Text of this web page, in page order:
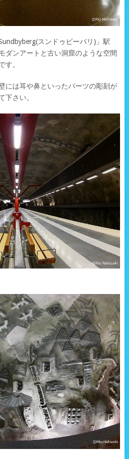
スンドゥビーバリ)」駅
ダンアートと古い洞窟のような空間
す。
には耳や鼻といったパーツの彫刻が
下さい。